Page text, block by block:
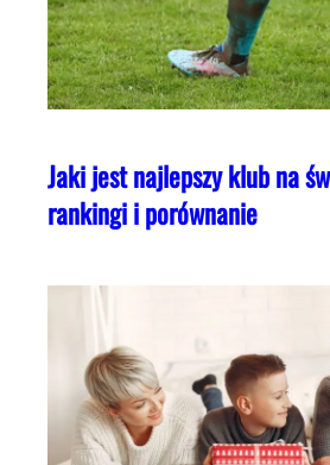
Jaki jest najlepszy klub na
rankingi i porównanie